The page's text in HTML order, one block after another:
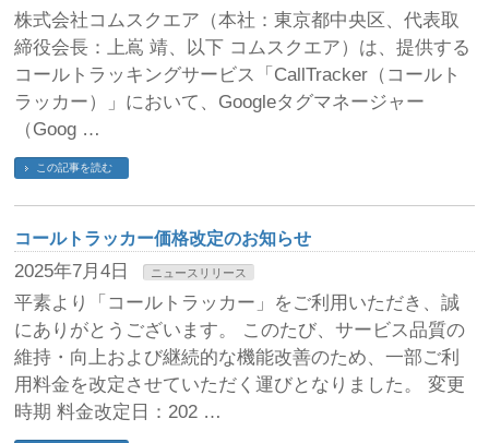
株式会社コムスクエア（本社：東京都中央区、代表取
締役会長：上嶌 靖、以下 コムスクエア）は、提供する
コールトラッキングサービス「CallTracker（コールト
ラッカー）」において、Googleタグマネージャー
（Goog …
この記事を読む
コールトラッカー価格改定のお知らせ
2025年7月4日 ニュースリリース
平素より「コールトラッカー」をご利用いただき、誠
にありがとうございます。 このたび、サービス品質の
維持・向上および継続的な機能改善のため、一部ご利
用料金を改定させていただく運びとなりました。 変更
時期 料金改定日：202 …